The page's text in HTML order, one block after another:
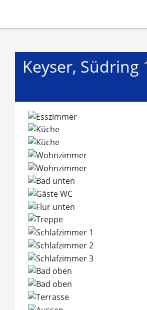
Keyser, Südring